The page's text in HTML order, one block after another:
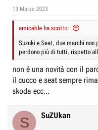
s
13 Marzo 2023
amicable ha scritto:
Suzuki e Seat, due marchi
perdono più di tutti, rispetto
non è una novità con il
il cucco e seat sempre
skoda ecc...
S SuZUkan